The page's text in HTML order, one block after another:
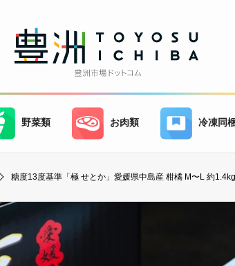
野菜類 お肉類 冷凍同梱
糖度13度基準「極 せとか」愛媛県中島産 柑橘 M〜L 約